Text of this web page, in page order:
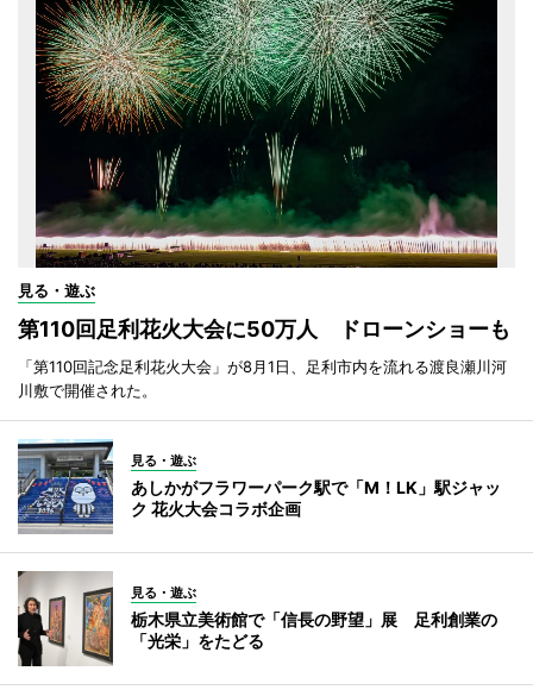
見る・遊ぶ
第110回足利花火大会に50万人 ドローンショーも
「第110回記念足利花火大会」が8月1日、足利市内を流れる渡良瀬川河
川敷で開催された。
見る・遊ぶ
あしかがフラワーパーク駅で「M！LK」駅ジャッ
ク 花火大会コラボ企画
見る・遊ぶ
栃木県立美術館で「信長の野望」展 足利創業の
「光栄」をたどる